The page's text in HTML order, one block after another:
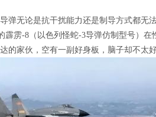
弹无论是抗干扰能力还是制导方式都无
雳-8（以色列怪蛇-3导弹仿制型号）在
的家伙，空有一副好身板，脑子却不太好